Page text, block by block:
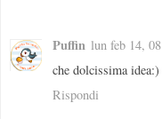
Puffin lun feb 14,
che dolcissima idea:)
Rispondi